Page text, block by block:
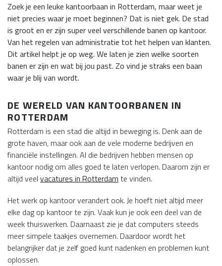
Zoek je een leuke kantoorbaan in Rotterdam, maar weet je
niet precies waar je moet beginnen? Dat is niet gek. De stad
is groot en er zijn super veel verschillende banen op kantoor.
Van het regelen van administratie tot het helpen van klanten.
Dit artikel helpt je op weg. We laten je zien welke soorten
banen er zijn en wat bij jou past. Zo vind je straks een baan
waar je blij van wordt.
DE WERELD VAN KANTOORBANEN IN
ROTTERDAM
Rotterdam is een stad die altijd in beweging is. Denk aan de
grote haven, maar ook aan de vele moderne bedrijven en
financiële instellingen. Al die bedrijven hebben mensen op
kantoor nodig om alles goed te laten verlopen. Daarom zijn er
altijd veel vacatures in Rotterdam te vinden.
Het werk op kantoor verandert ook. Je hoeft niet altijd meer
elke dag op kantoor te zijn. Vaak kun je ook een deel van de
week thuiswerken. Daarnaast zie je dat computers steeds
meer simpele taakjes overnemen. Daardoor wordt het
belangrijker dat je zelf goed kunt nadenken en problemen kunt
oplossen.